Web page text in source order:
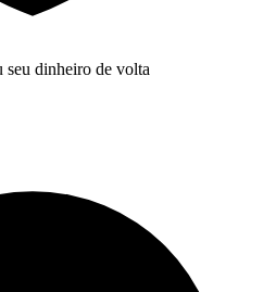
seu dinheiro de volta